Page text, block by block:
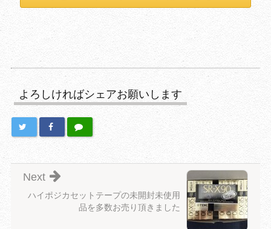
よろしければシェアお願いします
ハイポジカセットテープの未開封未使用
品を多数お売り頂きました
Next